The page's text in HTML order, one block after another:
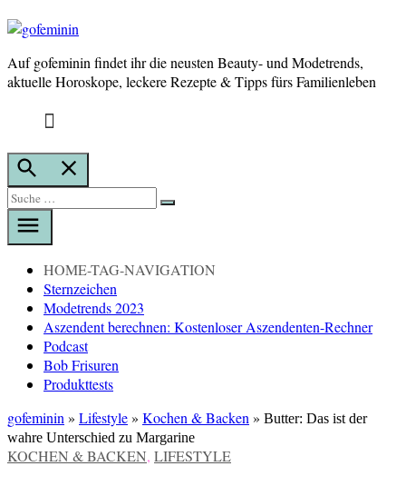
gofeminin
Auf gofeminin findet ihr die neusten Beauty- und Modetrends,
aktuelle Horoskope, leckere Rezepte & Tipps fürs Familienleben
Suche
öffnen
Suche
nach:
Suche
HOME-TAG-NAVIGATION
Sternzeichen
Modetrends 2023
Aszendent berechnen: Kostenloser Aszendenten-Rechner
Podcast
Bob Frisuren
Produkttests
gofeminin » Lifestyle» Kochen & Backen » Butter: Das ist der
wahre Unterschied zu Margarine
VERÖFFENTLICHT
KOCHEN & BACKEN, LIFESTYLE